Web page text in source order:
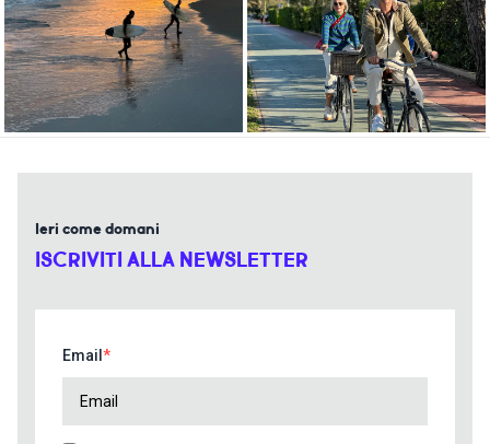
Ieri come domani
ISCRIVITI ALLA NEWSLETTER
Email